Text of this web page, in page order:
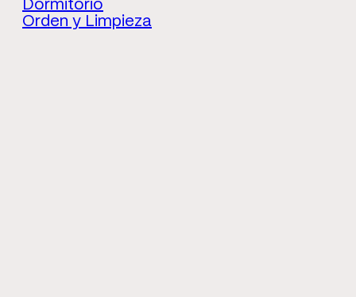
Dormitorio
Orden y Limpieza